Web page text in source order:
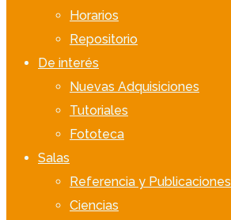
Horarios
Repositorio
De interés
Nuevas Adquisiciones
Tutoriales
Fototeca
Salas
Referencia y Publicaciones
Ciencias